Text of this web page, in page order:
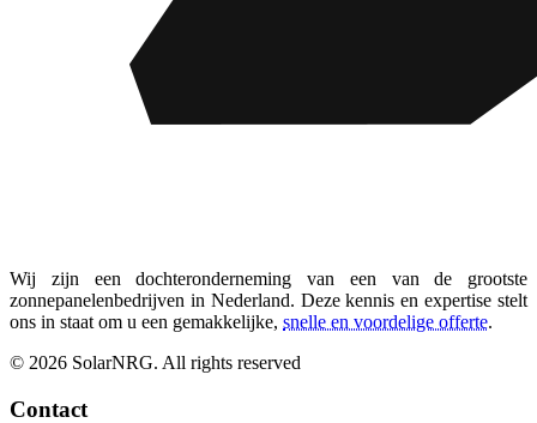
Wij zijn een dochteronderneming van een van de grootste
zonnepanelenbedrijven in Nederland. Deze kennis en expertise stelt
ons in staat om u een gemakkelijke, snelle en voordelige offerte.
© 2026 SolarNRG. All rights reserved
Contact